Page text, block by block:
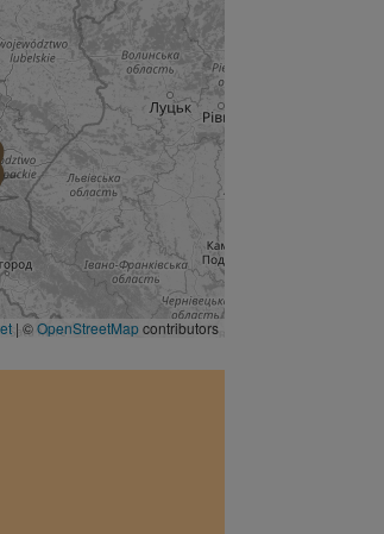
| ©OpenStreetMapcontributors